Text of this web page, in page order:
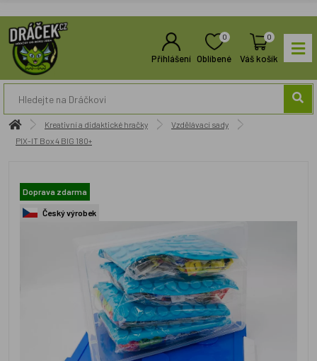
Přihlášení
0
Oblíbené
0
Váš košík
Kreativní a didaktické hračky
Vzdělávací sady
PIX-IT Box 4 BIG 180+
Doprava zdarma
Český výrobek